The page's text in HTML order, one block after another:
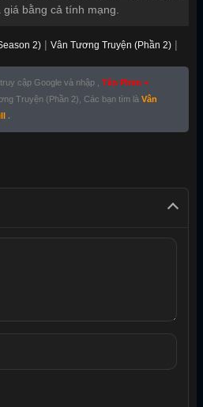
bằng cả tính mạng.
2) | Vân Tương Truyện (Phần 2) |
cập Google và nhập , Tên Phim +
Truyện (Phần 2), Các bạn tìm là Vân
.